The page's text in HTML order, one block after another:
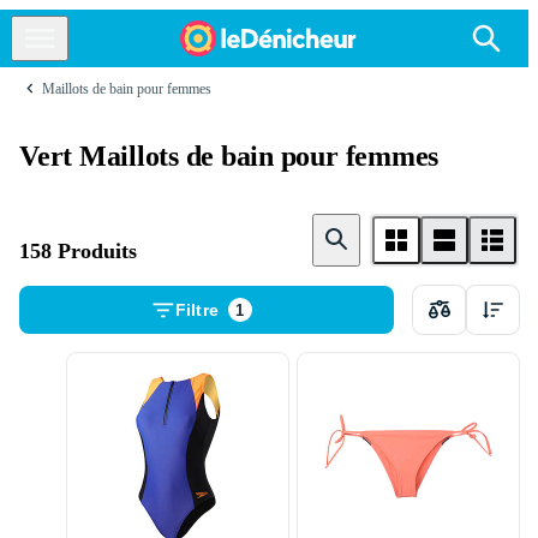
Maillots de bain pour femmes
Vert Maillots de bain pour femmes
158 Produits
Filtre 1